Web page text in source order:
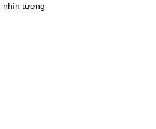
nhìn tương